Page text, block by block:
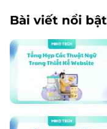
Bài viết nổi bật